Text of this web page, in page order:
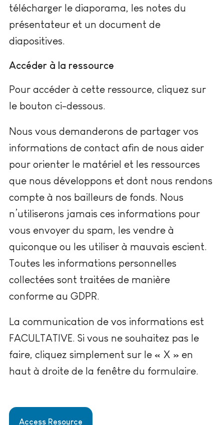
télécharger le diaporama, les notes du
présentateur et un document de
diapositives.
Accéder à la ressource
Pour accéder à cette ressource, cliquez sur
le bouton ci-dessous.
Nous vous demanderons de partager vos
informations de contact afin de nous aider
pour orienter le matériel et les ressources
que nous développons et dont nous rendons
compte à nos bailleurs de fonds. Nous
n’utiliserons jamais ces informations pour
vous envoyer du spam, les vendre à
quiconque ou les utiliser à mauvais escient.
Toutes les informations personnelles
collectées sont traitées de manière
conforme au GDPR.
La communication de vos informations est
FACULTATIVE. Si vous ne souhaitez pas le
faire, cliquez simplement sur le « X » en
haut à droite de la fenêtre du formulaire.
Access Resource